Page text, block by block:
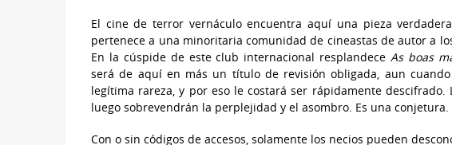
El cine de terror vernáculo encuentra aquí una pieza
pertenece a una minoritaria comunidad de cineastas de autor a
En la cúspide de este club internacional resplandece As boas
será de aquí en más un título de revisión obligada, aun
legítima rareza, y por eso le costará ser rápidamente
luego sobrevendrán la perplejidad y el asombro. Es una conjetura.
Con o sin códigos de accesos, solamente los necios pueden